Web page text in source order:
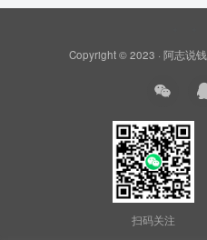
Copyright © 2023 · 阿志说钱
扫码关注